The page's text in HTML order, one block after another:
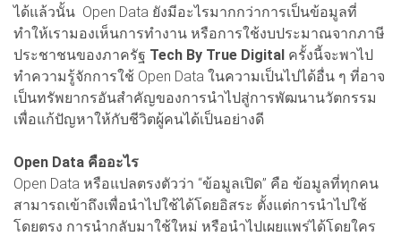
ได้แล้วนั้น Open Data ยังมีอะไรมากกว่าการเป็นข้อมูลที่
ทำให้เรามองเห็นการทำงาน หรือการใช้งบประมาณจากภาษี
ประชาชนของภาครัฐ Tech By True Digital ครั้งนี้จะพาไป
ทำความรู้จักการใช้ Open Data ในความเป็นไปได้อื่น ๆ ที่อาจ
เป็นทรัพยากรอันสำคัญของการนำไปสู่การพัฒนานวัตกรรม
เพื่อแก้ปัญหาให้กับชีวิตผู้คนได้เป็นอย่างดี
Open Data คืออะไร
Open Data หรือแปลตรงตัวว่า “ข้อมูลเปิด” คือ ข้อมูลที่ทุกคน
สามารถเข้าถึงเพื่อนำไปใช้ได้โดยอิสระ ตั้งแต่การนำไปใช้
โดยตรง การนำกลับมาใช้ใหม่ หรือนำไปเผยแพร่ได้โดยใคร